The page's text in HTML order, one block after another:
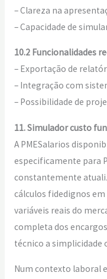
– Clareza na
– Capacidade de
10.2 Funcionalidades
– Exportação de
– Integração com
– Possibilidade de
11. Simulador custo
A PMESalarios
especificamente para
constantemente
cálculos fidedignos
variáveis reais do
completa dos
técnico a simplicidade
Num contexto laboral